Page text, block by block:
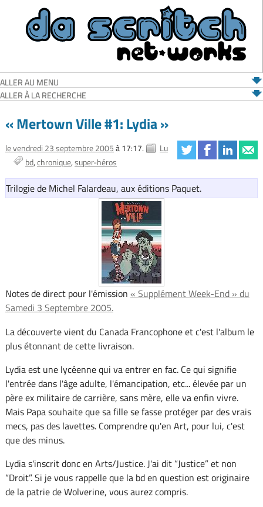
ALLER AU MENU
ALLER À LA RECHERCHE
« Mertown Ville #1: Lydia »
le vendredi 23 septembre 2005à 17:17.
Lu
bd chronique super-héros
Trilogie de Michel Falardeau, aux éditions Paquet.
Notes de direct pour l'émission « Supplément Week-End » du
Samedi 3 Septembre 2005.
La découverte vient du Canada Francophone et c'est l'album le
plus étonnant de cette livraison.
Lydia est une lycéenne qui va entrer en fac. Ce qui signifie
l'entrée dans l'âge adulte, l'émancipation, etc... élevée par un
père ex militaire de carrière, sans mère, elle va enfin vivre.
Mais Papa souhaite que sa fille se fasse protéger par des vrais
mecs, pas des lavettes. Comprendre qu'en Art, pour lui, c'est
que des minus.
Lydia s'inscrit donc en Arts/Justice. J'ai dit “Justice” et non
“Droit”. Si je vous rappelle que la bd en question est originaire
de la patrie de Wolverine, vous aurez compris.